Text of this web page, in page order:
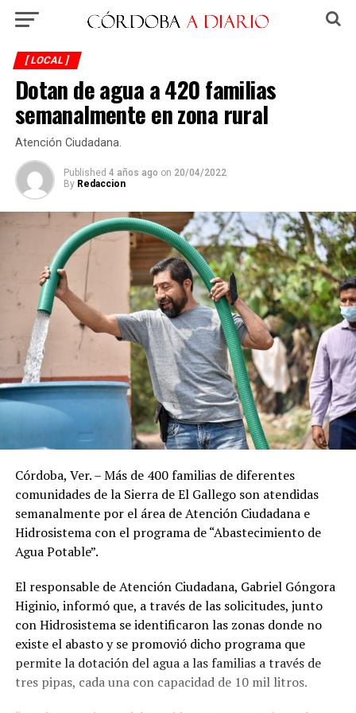
[ LOCAL ]
Dotan de agua a 420 familias
semanalmente en zona rural
Atención Ciudadana.
Published 4 años ago on 20/04/2022
By Redaccion
Córdoba, Ver. – Más de 400 familias de diferentes
comunidades de la Sierra de El Gallego son atendidas
semanalmente por el área de Atención Ciudadana e
Hidrosistema con el programa de “Abastecimiento de
Agua Potable”.
El responsable de Atención Ciudadana, Gabriel Góngora
Higinio, informó que, a través de las solicitudes, junto
con Hidrosistema se identificaron las zonas donde no
existe el abasto y se promovió dicho programa que
permite la dotación del agua a las familias a través de
tres pipas, cada una con capacidad de 10 mil litros.